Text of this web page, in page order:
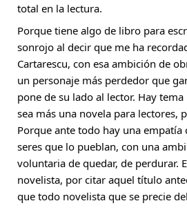
total en la lectura.
Porque tiene algo de libro para
sonrojo al decir que me ha
Cartarescu, con esa ambición de
un personaje más perdedor que
pone de su lado al lector. Hay
sea más una novela para lectores,
Porque ante todo hay una
seres que lo pueblan, con una
voluntaria de quedar, de perdurar.
novelista, por citar aquel título
que todo novelista que se precie